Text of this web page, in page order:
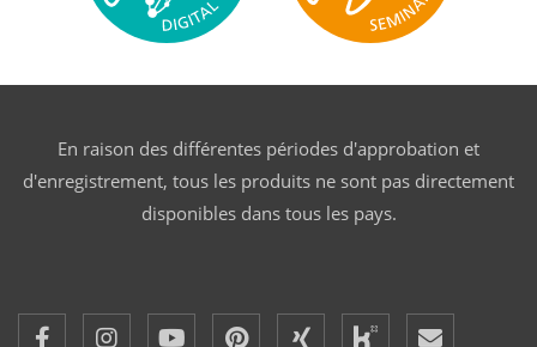
En raison des différentes périodes d'approbation et
d'enregistrement, tous les produits ne sont pas directement
disponibles dans tous les pays.